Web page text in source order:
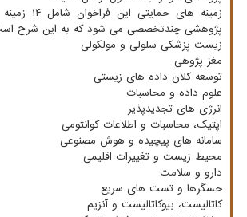
زمینه های
پژوهشی چندتخصصی می شود که به این شرح
زیست پزشکی سلولی و مولکولی
مغز پژوهی
توسعه کلان داده های زیستی
علوم داده و محاسبات
انرژی های تجدیدپذیر
اپتیک، محاسبات و اطلاعات کوانتومی
سامانه های پیچیده و هوش مصنوعی
محیط زیست و تغییرات اقلیمی
دارو و سلامت
حسگرها و تست های سریع
کاتالیست، بیوکاتالیست و آنزیم